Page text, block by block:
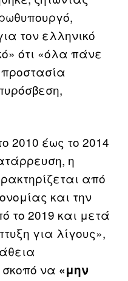
τον ελληνικό
ότι «όλα πάνε
προστασία
2010 έως το 2014
η
από
και την
το 2019 και μετά
για λίγους»,
να «μην